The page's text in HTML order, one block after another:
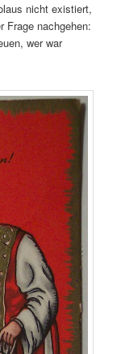
nicht existiert,
Frage nachgehen:
wer war